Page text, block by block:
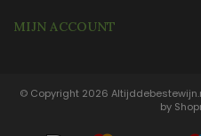
MIJN ACCOUNT
© Copyright 2026
by